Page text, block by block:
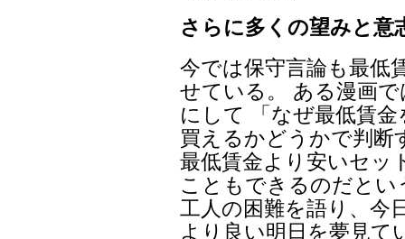
さらに多くの望みと意
今では保守言論も最低
せている。 ある漫画
にして 「なぜ最低賃
買えるかどうかで判断
最低賃金より安いセッ
こともできるのだとい
工人の困難を語り、今
より良い明日を夢見て